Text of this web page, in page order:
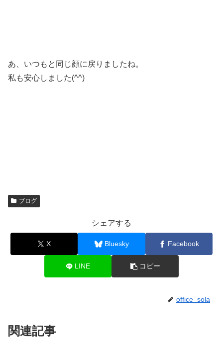
あ、いつもと同じ顔に戻りましたね。
私も安心しました(^^)
ブログ
シェアする
X Bluesky Facebook
LINE コピー
office_sola
関連記事